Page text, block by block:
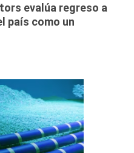
evalúa regreso a
país como un